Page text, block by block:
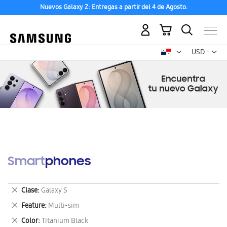
Nuevos Galaxy Z: Entregas a partir del 4 de Agosto.
USD -
dólar
Mi carrito
Smartphones
Clase Galaxy S
Eliminar
este
artículo
Feature Multi-sim
Eliminar
este
Color Titanium Black
Eliminar